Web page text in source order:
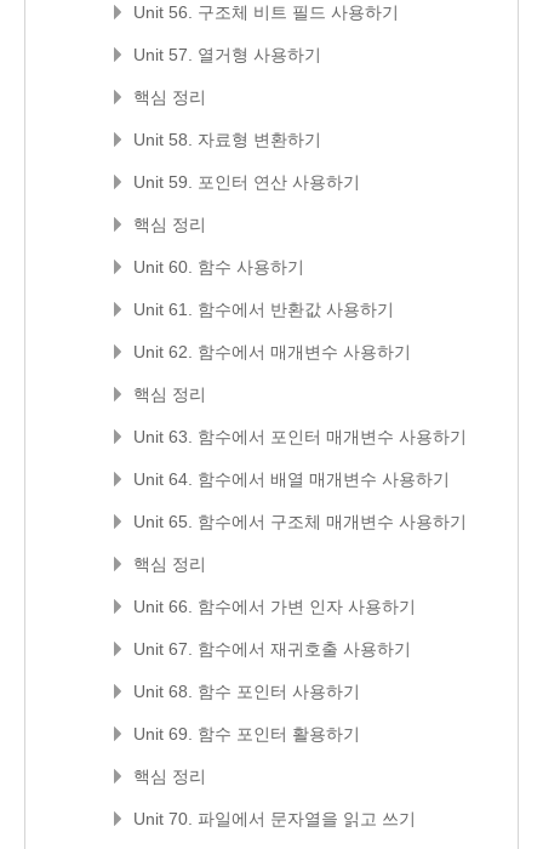
Unit 56. 구조체 비트 필드 사용하기
Unit 57. 열거형 사용하기
핵심 정리
Unit 58. 자료형 변환하기
Unit 59. 포인터 연산 사용하기
핵심 정리
Unit 60. 함수 사용하기
Unit 61. 함수에서 반환값 사용하기
Unit 62. 함수에서 매개변수 사용하기
핵심 정리
Unit 63. 함수에서 포인터 매개변수 사용하기
Unit 64. 함수에서 배열 매개변수 사용하기
Unit 65. 함수에서 구조체 매개변수 사용하기
핵심 정리
Unit 66. 함수에서 가변 인자 사용하기
Unit 67. 함수에서 재귀호출 사용하기
Unit 68. 함수 포인터 사용하기
Unit 69. 함수 포인터 활용하기
핵심 정리
Unit 70. 파일에서 문자열을 읽고 쓰기